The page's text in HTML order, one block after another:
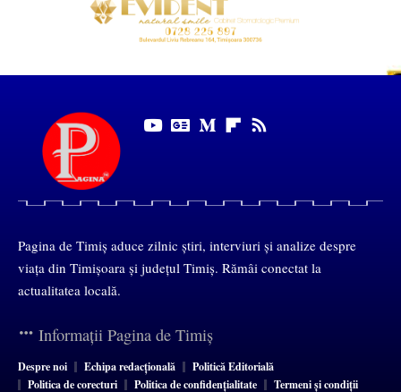
Pagina de Timiș aduce zilnic știri, interviuri și analize despre
viața din Timișoara și județul Timiș. Rămâi conectat la
actualitatea locală.
Informații Pagina de Timiș
Despre noi Echipa redacțională
Politică Editorială
Politica de corecturi
Politica de confidențialitate Termeni și condiții